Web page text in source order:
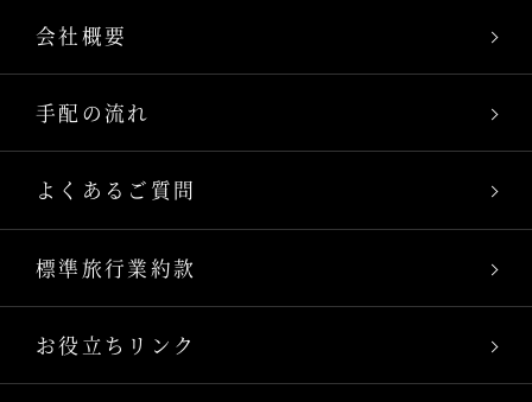
会社概要
手配の流れ
よくあるご質問
標準旅行業約款
お役立ちリンク